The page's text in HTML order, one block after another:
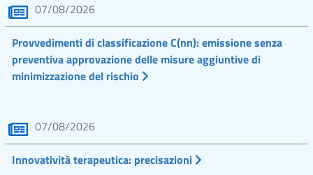
07/08/2026
Provvedimenti di classificazione C(nn): emissione senza
preventiva approvazione delle misure aggiuntive di
minimizzazione del rischio
07/08/2026
Innovatività terapeutica: precisazioni